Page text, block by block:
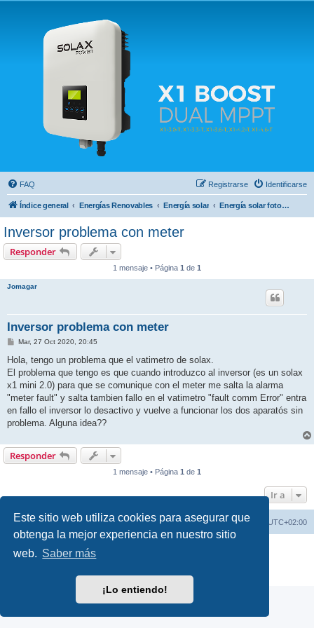
Este sitio web utiliza cookies para asegurar que
obtenga la mejor experiencia en nuestro sitio
web. Saber más
¡Lo entiendo!
Solax FAQ
Lugar para intercambiar dudas sobre inversores solares Solax y temas relacionados.
FAQ Identificarse
Registrarse
Índice general Energías Renovables Energía solar Energía solar fotovoltaica
Inversor problema con meter
Responder
1 mensaje • Página 1 de 1
Jomagar
Inversor problema con meter
M
n
j
Mar, 27 Oct 2020, 20:45
Hola, tengo un problema que el vatimetro de solax.
El problema que tengo es que cuando introduzco al inversor (es un solax
x1 mini 2.0) para que se comunique con el meter me salta la alarma
"meter fault" y salta tambien fallo en el vatimetro "fault comm Error" entra
en fallo el inversor lo desactivo y vuelve a funcionar los dos aparatós sin
problema. Alguna idea??
Responder
1 mensaje • Página 1 de 1
Ir a
Índice general Todos los horarios son UTC+02:00
Borrar cookies
Desarrollado por
Traducción al español por